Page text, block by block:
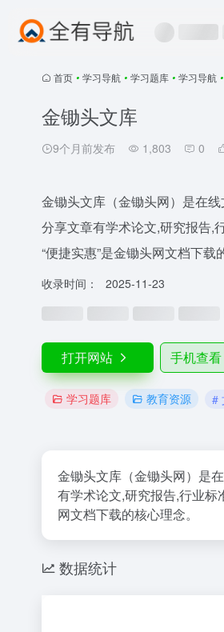
首页 • 学习导航 • 学习题库 • 学习导航 •
金锄头文库
9个月前发布 1,803 0
金锄头文库（金锄头网）是在
分享文章有学术论文,研究报告,
“便捷实惠”是金锄头网文档下载
收录时间： 2025-11-23
打开网站 手机查看
学习题库 教育资源 #
金锄头文库（金锄头网）是
有学术论文,研究报告,行业标
网文档下载的核心理念。
数据统计